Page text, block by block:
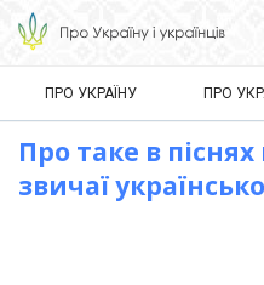
ПРО УКРАЇНУ ПРО
Про таке в піснях
звичаї